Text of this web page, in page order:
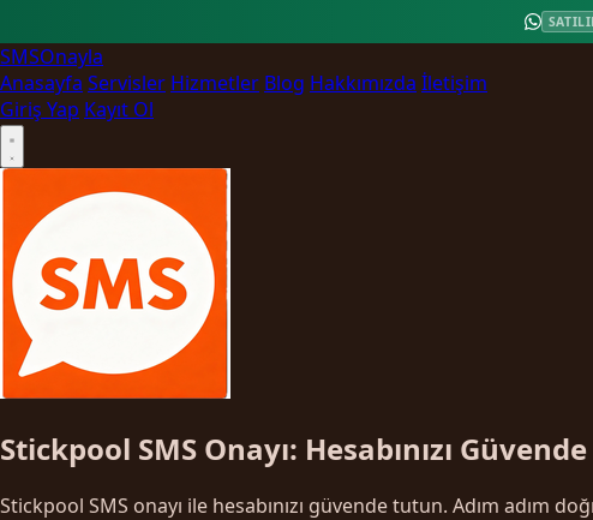
SMSOnayla
Anasayfa Servisler Hizmetler Blog Hakkımızda İletişim
Giriş Yap Kayıt Ol
Stickpool SMS Onayı: Hesabınızı
Stickpool SMS onayı ile hesabınızı güvende tutun. Adım adım